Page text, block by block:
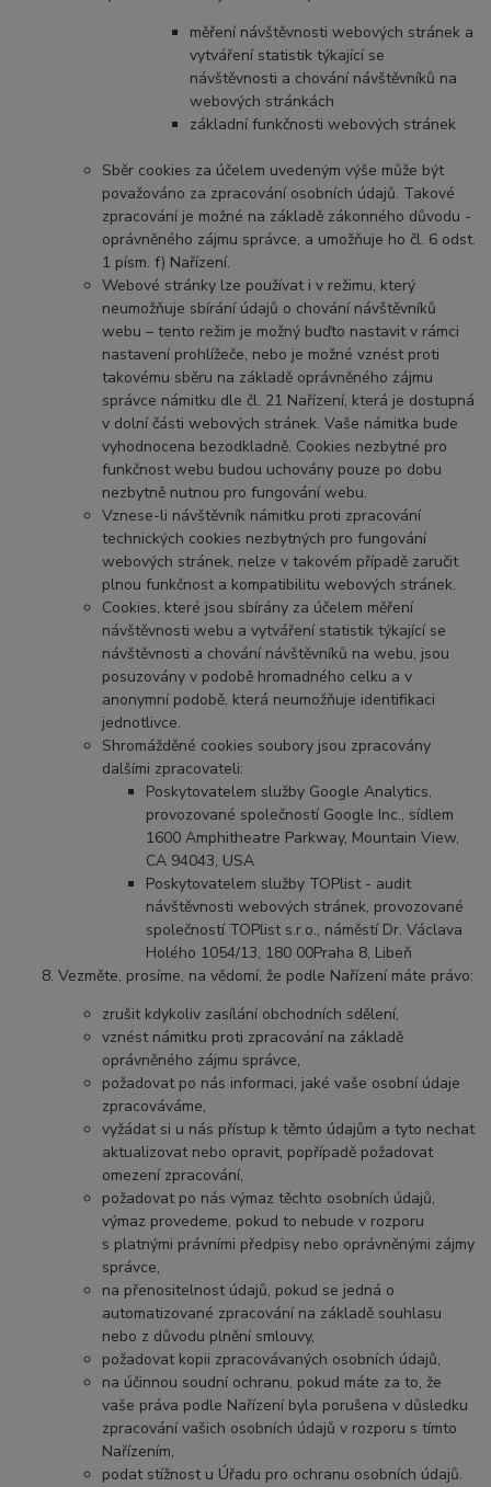
měření návštěvnosti webových stránek a
vytváření statistik týkající se
návštěvnosti a chování návštěvníků na
webových stránkách
základní funkčnosti webových stránek
Sběr cookies za účelem uvedeným výše může být
považováno za zpracování osobních údajů. Takové
zpracování je možné na základě zákonného důvodu -
oprávněného zájmu správce, a umožňuje ho čl. 6 odst.
1 písm. f) Nařízení.
Webové stránky lze používat i v režimu, který
neumožňuje sbírání údajů o chování návštěvníků
webu – tento režim je možný buďto nastavit v rámci
nastavení prohlížeče, nebo je možné vznést proti
takovému sběru na základě oprávněného zájmu
správce námitku dle čl. 21 Nařízení, která je dostupná
v dolní části webových stránek. Vaše námitka bude
vyhodnocena bezodkladně. Cookies nezbytné pro
funkčnost webu budou uchovány pouze po dobu
nezbytně nutnou pro fungování webu.
Vznese-li návštěvník námitku proti zpracování
technických cookies nezbytných pro fungování
webových stránek, nelze v takovém případě zaručit
plnou funkčnost a kompatibilitu webových stránek.
Cookies, které jsou sbírány za účelem měření
návštěvnosti webu a vytváření statistik týkající se
návštěvnosti a chování návštěvníků na webu, jsou
posuzovány v podobě hromadného celku a v
anonymní podobě, která neumožňuje identifikaci
jednotlivce.
Shromážděné cookies soubory jsou zpracovány
dalšími zpracovateli:
Poskytovatelem služby Google Analytics,
provozované společností Google Inc., sídlem
1600 Amphitheatre Parkway, Mountain View,
CA 94043, USA
Poskytovatelem služby TOPlist - audit
návštěvnosti webových stránek, provozované
společností TOPlist s.r.o., náměstí Dr. Václava
Holého 1054/13, 180 00Praha 8, Libeň
Vezměte, prosíme, na vědomí, že podle Nařízení máte právo:
zrušit kdykoliv zasílání obchodních sdělení,
vznést námitku proti zpracování na základě
oprávněného zájmu správce,
požadovat po nás informaci, jaké vaše osobní údaje
zpracováváme,
vyžádat si u nás přístup k těmto údajům a tyto nechat
aktualizovat nebo opravit, popřípadě požadovat
omezení zpracování,
požadovat po nás výmaz těchto osobních údajů,
výmaz provedeme, pokud to nebude v rozporu
s platnými právními předpisy nebo oprávněnými zájmy
správce,
na přenositelnost údajů, pokud se jedná o
automatizované zpracování na základě souhlasu
nebo z důvodu plnění smlouvy,
požadovat kopii zpracovávaných osobních údajů,
na účinnou soudní ochranu, pokud máte za to, že
vaše práva podle Nařízení byla porušena v důsledku
zpracování vašich osobních údajů v rozporu s tímto
Nařízením,
podat stížnost u Úřadu pro ochranu osobních údajů.